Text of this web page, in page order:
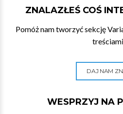
ZNALAZŁEŚ COŚ
Pomóż nam tworzyć sekcję
DAJ NAM
WESPRZYJ NA